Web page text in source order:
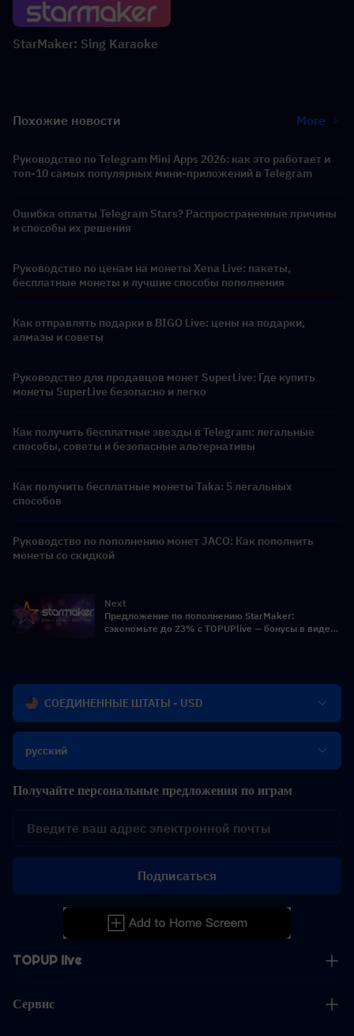
StarMaker: Sing Karaoke
Похожие новости More
Руководство по Telegram Mini Apps 2026: как это работает и
топ-10 самых популярных мини-приложений в Telegram
Ошибка оплаты Telegram Stars? Распространенные причины
и способы их решения
Руководство по ценам на монеты Xena Live: пакеты,
бесплатные монеты и лучшие способы пополнения
Как отправлять подарки в BIGO Live: цены на подарки,
алмазы и советы
Руководство для продавцов монет SuperLive: Где купить
монеты SuperLive безопасно и легко
Как получить бесплатные звезды в Telegram: легальные
способы, советы и безопасные альтернативы
Как получить бесплатные монеты Taka: 5 легальных
способов
Руководство по пополнению монет JACO: Как пополнить
монеты со скидкой
Next
Предложение по пополнению StarMaker:
сэкономьте до 23% с TOPUPlive — бонусы в виде
СОЕДИНЕННЫЕ ШТАТЫ - USD
русский
TOPUP live
Сервис
Получайте персональные предложения по играм
Подписаться